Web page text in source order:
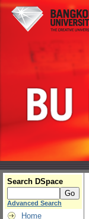
Search DSpace
Advanced Search
Home